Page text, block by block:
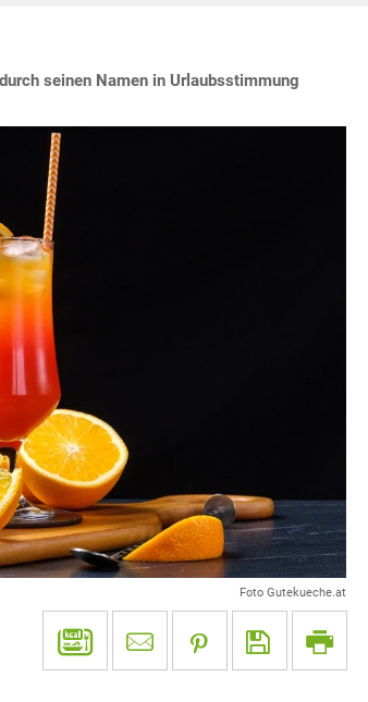
seinen Namen in Urlaubsstimmung
Foto Gutekueche.at